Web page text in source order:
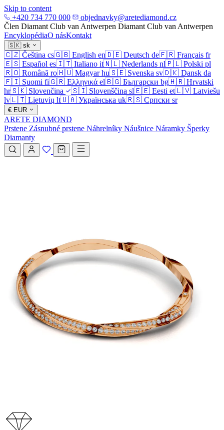
Skip to content
+420 734 770 000
objednavky@aretediamond.cz
Člen Diamant Club van Antwerpen Diamant Club van Antwerpen
EncyklopédiaO násKontakt
🇸🇰 sk
🇨🇿 Čeština cs🇬🇧 English en🇩🇪 Deutsch de🇫🇷 Français fr
🇪🇸 Español es🇮🇹 Italiano it🇳🇱 Nederlands nl🇵🇱 Polski pl
🇷🇴 Română ro🇭🇺 Magyar hu🇸🇪 Svenska sv🇩🇰 Dansk da
🇫🇮 Suomi fi🇬🇷 Ελληνικά el🇧🇬 Български bg🇭🇷 Hrvatski
hr🇸🇰 Slovenčina 🇸🇮 Slovenščina sl🇪🇪 Eesti et🇱🇻 Latviešu
lv🇱🇹 Lietuvių lt🇺🇦 Українська uk🇷🇸 Српски sr
€ EUR
ARETE DIAMOND
Prstene Zásnubné prstene Náhrelníky Náušnice Náramky Šperky
Diamanty